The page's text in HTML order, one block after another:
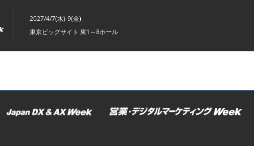
2027/4/7(水)-9(金)
東京ビッグサイト 東1～8ホール